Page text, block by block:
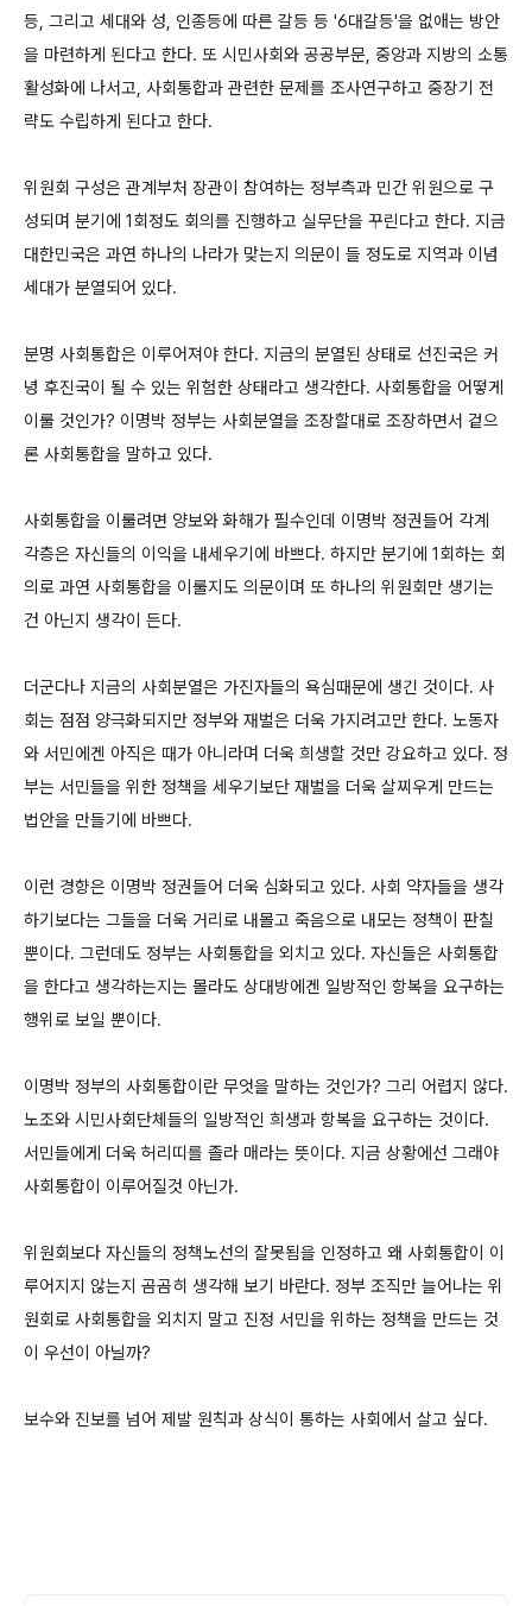
등, 그리고 세대와 성, 인종등에 따른 갈등 등 '6대갈등'을 없애는 방안
을 마련하게 된다고 한다. 또 시민사회와 공공부문, 중앙과 지방의 소통
활성화에 나서고, 사회통합과 관련한 문제를 조사연구하고 중장기 전
략도 수립하게 된다고 한다.
위원회 구성은 관계부처 장관이 참여하는 정부측과 민간 위원으로 구
성되며 분기에 1회정도 회의를 진행하고 실무단을 꾸린다고 한다. 지금
대한민국은 과연 하나의 나라가 맞는지 의문이 들 정도로 지역과 이념
세대가 분열되어 있다.
분명 사회통합은 이루어져야 한다. 지금의 분열된 상태로 선진국은 커
녕 후진국이 될 수 있는 위험한 상태라고 생각한다. 사회통합을 어떻게
이룰 것인가? 이명박 정부는 사회분열을 조장할대로 조장하면서 겉으
론 사회통합을 말하고 있다.
사회통합을 이룰려면 양보와 화해가 필수인데 이명박 정권들어 각계
각층은 자신들의 이익을 내세우기에 바쁘다. 하지만 분기에 1회하는 회
의로 과연 사회통합을 이룰지도 의문이며 또 하나의 위원회만 생기는
건 아닌지 생각이 든다.
더군다나 지금의 사회분열은 가진자들의 욕심때문에 생긴 것이다. 사
회는 점점 양극화되지만 정부와 재벌은 더욱 가지려고만 한다. 노동자
와 서민에겐 아직은 때가 아니라며 더욱 희생할 것만 강요하고 있다. 정
부는 서민들을 위한 정책을 세우기보단 재벌을 더욱 살찌우게 만드는
법안을 만들기에 바쁘다.
이런 경향은 이명박 정권들어 더욱 심화되고 있다. 사회 약자들을 생각
하기보다는 그들을 더욱 거리로 내몰고 죽음으로 내모는 정책이 판칠
뿐이다. 그런데도 정부는 사회통합을 외치고 있다. 자신들은 사회통합
을 한다고 생각하는지는 몰라도 상대방에겐 일방적인 항복을 요구하는
행위로 보일 뿐이다.
이명박 정부의 사회통합이란 무엇을 말하는 것인가? 그리 어렵지 않다.
노조와 시민사회단체들의 일방적인 희생과 항복을 요구하는 것이다.
서민들에게 더욱 허리띠를 졸라 매라는 뜻이다. 지금 상황에선 그래야
사회통합이 이루어질것 아닌가.
위원회보다 자신들의 정책노선의 잘못됨을 인정하고 왜 사회통합이 이
루어지지 않는지 곰곰히 생각해 보기 바란다. 정부 조직만 늘어나는 위
원회로 사회통합을 외치지 말고 진정 서민을 위하는 정책을 만드는 것
이 우선이 아닐까?
보수와 진보를 넘어 제발 원칙과 상식이 통하는 사회에서 살고 싶다.